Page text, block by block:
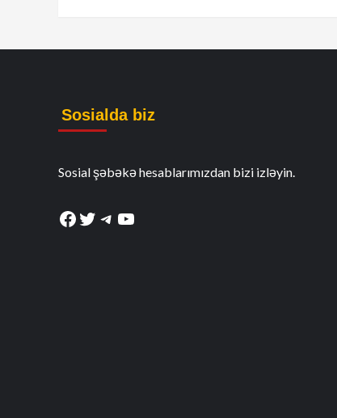
Sosialda biz
Sosial şəbəkə hesablarımızdan bizi izləyin.
Facebook
Twitter
Telegram
YouTube